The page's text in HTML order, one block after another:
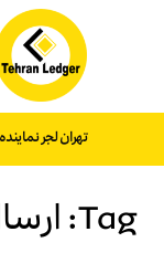
تهران لجر
Tag: ارسال و دریافت ارز در ترزور